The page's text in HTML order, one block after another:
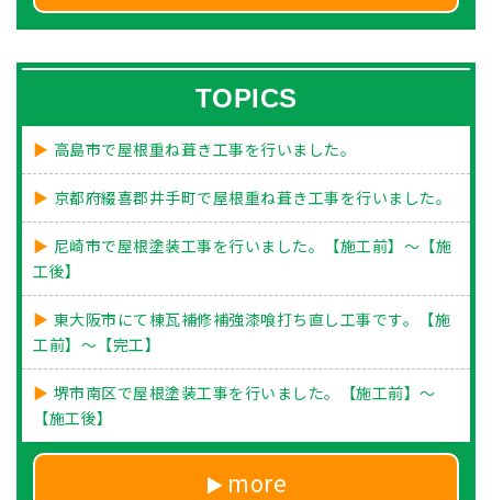
TOPICS
高島市で屋根重ね葺き工事を行いました。
京都府綴喜郡井手町で屋根重ね葺き工事を行いました。
尼崎市で屋根塗装工事を行いました。【施工前】～【施
工後】
東大阪市にて棟瓦補修補強漆喰打ち直し工事です。【施
工前】～【完工】
堺市南区で屋根塗装工事を行いました。【施工前】～
【施工後】
more